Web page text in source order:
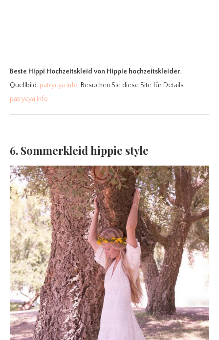
Beste Hippi Hochzeitskleid von Hippie hochzeitskleider.
Quellbild: patrycya.info. Besuchen Sie diese Site für Details:
patrycya.info
6. Sommerkleid hippie style